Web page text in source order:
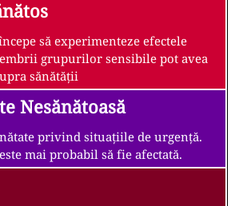
să experimenteze efectele
grupurilor sensibile pot avea
sănătății
Nesănătoasă
privind situațiile de urgență.
mai probabil să fie afectată.